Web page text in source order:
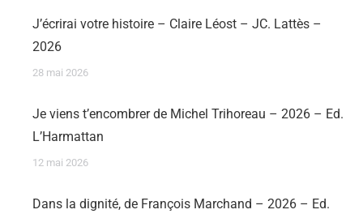
J’écrirai votre histoire – Claire Léost – JC. Lattès –
2026
28 mai 2026
Je viens t’encombrer de Michel Trihoreau – 2026 – Ed.
L’Harmattan
12 mai 2026
Dans la dignité, de François Marchand – 2026 – Ed.